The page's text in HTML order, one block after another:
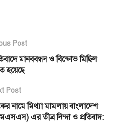
Post
মানববন্ধন ও বিক্ষোভ মিছিল
হয়েছে
Post
নামে মিথ্যা মামলায় বাংলাদেশ
এর তীব্র নিন্দা ও প্রতিবাদ: